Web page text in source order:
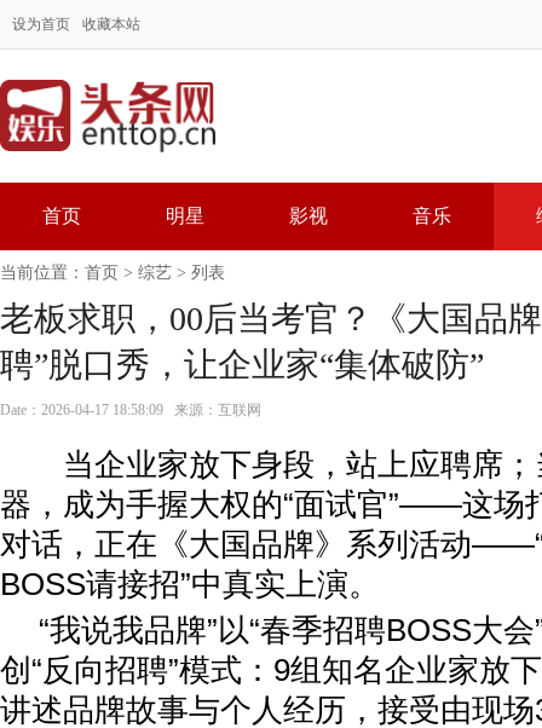
设为首页 收藏本站
首页 明星 影视 音乐
当前位置： 首页 > 综艺 > 列表
老板求职，00后当考官？《大国品
聘”脱口秀，让企业家“集体破防”
Date：2026-04-17 18:58:09 来源：互联网
当企业家放下身段，站上应聘席；
器，成为手握大权的“面试官”——这场
对话，正在《大国品牌》系列活动
BOSS请接招”中真实上演。
“我说我品牌”以“春季招聘BOSS大
创“反向招聘”模式：9组知名企业家放
讲述品牌故事与个人经历，接受由现